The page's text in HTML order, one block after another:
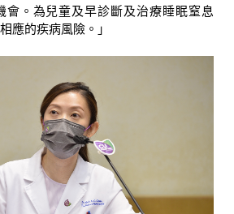
會。為兒童及早診斷及治療睡眠窒息
應的疾病風險。」